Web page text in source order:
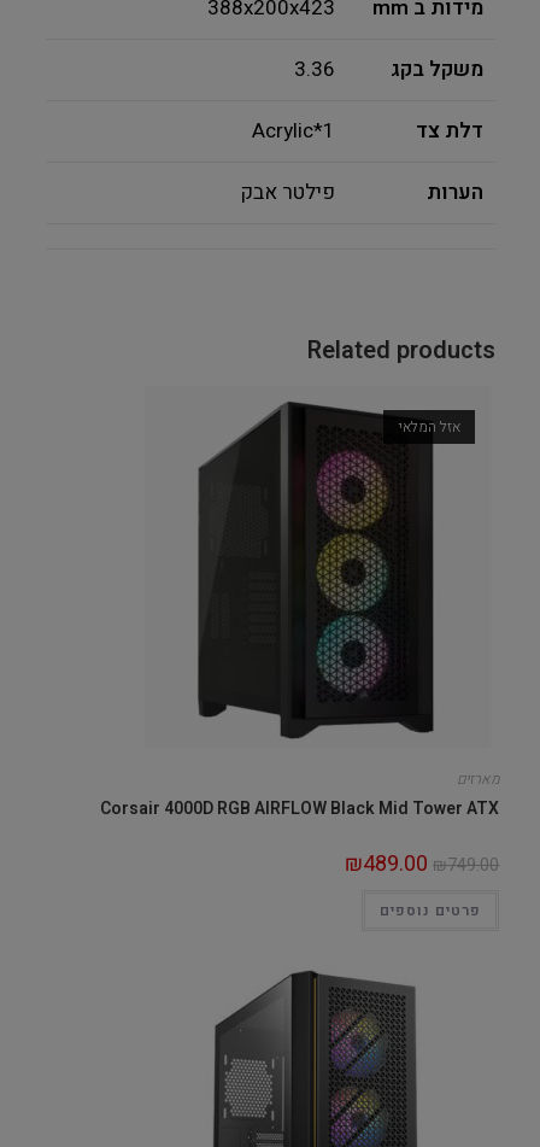
מידות ב mm 388x200x423
משקל בקג 3.36
דלת צד Acrylic*1
הערות פילטר אבק
Related products
אזל המלאי
מארזים
Corsair 4000D RGB AIRFLOW Black Mid Tower ATX
₪749.00
₪489.00
פרטים נוספים